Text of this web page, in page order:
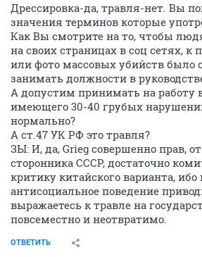
Дрессировка-да, травля-нет. Вы
значения терминов которые
Как Вы смотрите на то, чтобы
на своих страницах в соц сетях, к
или фото массовых убийств было
занимать должности в
А допустим принимать на работу
имеющего 30-40 грубых
нормально?
А ст.47 УК РФ это травля?
ЗЫ: И, да, Grieg совершенно прав,
сторонника СССР, достаточно
критику китайского варианта,
антисоциальное поведение
выражаетесь к травле на
повсеместно и неотвратимо.
ОТВЕТИТЬ